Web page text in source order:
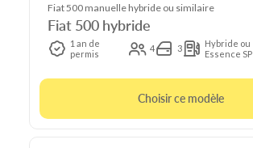
Fiat 500 manuelle hybride ou similaire
Fiat 500 hybride
1 an de
permis
4 3
Hybride ou
Essence SP
Choisir ce modèle